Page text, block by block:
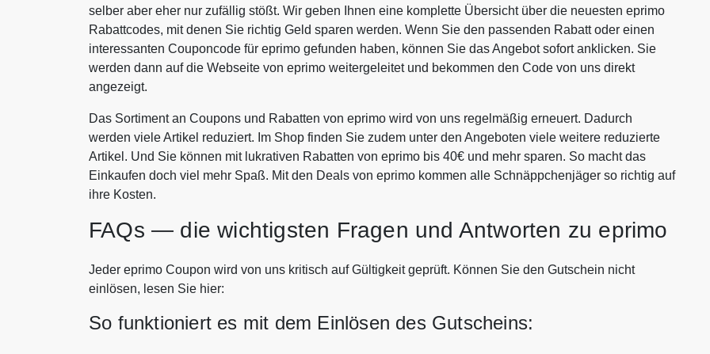
selber aber eher nur zufällig stößt. Wir geben Ihnen eine komplette Übersicht über die neuesten eprimo
Rabattcodes, mit denen Sie richtig Geld sparen werden. Wenn Sie den passenden Rabatt oder einen
interessanten Couponcode für eprimo gefunden haben, können Sie das Angebot sofort anklicken. Sie
werden dann auf die Webseite von eprimo weitergeleitet und bekommen den Code von uns direkt
angezeigt.
Das Sortiment an Coupons und Rabatten von eprimo wird von uns regelmäßig erneuert. Dadurch
werden viele Artikel reduziert. Im Shop finden Sie zudem unter den Angeboten viele weitere reduzierte
Artikel. Und Sie können mit lukrativen Rabatten von eprimo bis 40€ und mehr sparen. So macht das
Einkaufen doch viel mehr Spaß. Mit den Deals von eprimo kommen alle Schnäppchenjäger so richtig auf
ihre Kosten.
FAQs — die wichtigsten Fragen und Antworten zu eprimo
Jeder eprimo Coupon wird von uns kritisch auf Gültigkeit geprüft. Können Sie den Gutschein nicht
einlösen, lesen Sie hier:
So funktioniert es mit dem Einlösen des Gutscheins: